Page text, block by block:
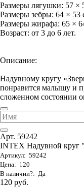
Размеры лягушки: 57 ×
Размеры зебры: 64 × 53
Размеры жирафа: 65 ×
Возраст: от 3 до 6 лет.
Описание:
Надувному кругу
понравится малышу и
сложенном состоянии
Арт. 59242
INTEX Надувной
Артикул: 59242
Цена: 120
В наличии?: Да
120 руб.